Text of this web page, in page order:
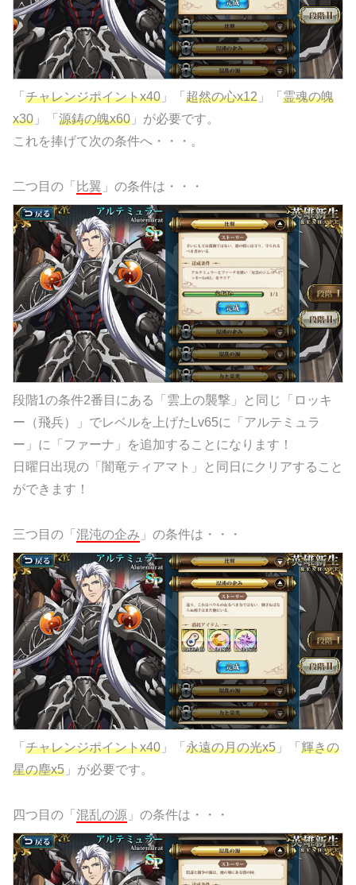
「 チャレンジポイントx40 」「 超然の心x12 」「 霊魂の魄
x30 」「 源鋳の魄x60 」が必要です。
これを捧げて次の条件へ・・・。
二つ目の「 比翼 」の条件は・・・
段階1の条件2番目にある「雲上の襲撃」と同じ「ロッキ
ー（飛兵）」でレベルを上げたLv65に「アルテミュラ
ー」に「ファーナ」を追加することになります！
日曜日出現の「闇竜ティアマト」と同日にクリアすること
ができます！
三つ目の「 混沌の企み 」の条件は・・・
「 チャレンジポイントx40 」「 永遠の月の光x5 」「 輝きの
星の塵x5 」が必要です。
四つ目の「 混乱の源 」の条件は・・・